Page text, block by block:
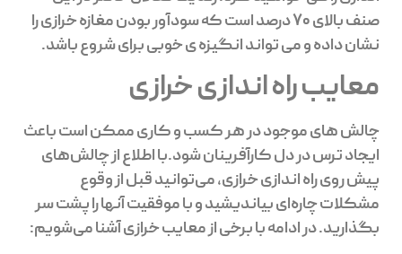
صنف بالای 70 درصد است که سودآور بودن مغازه خرازی را
نشان داده و می تواند انگیزه ی خوبی برای شروع باشد.
معایب راه اندازی خرازی
چالش های موجود در هر کسب و کاری ممکن است باعث
ایجاد ترس در دل کارآفرینان شود.با اطلاع از چالش‌های
پیش روی راه اندازی خرازی، می‌توانید قبل از وقوع
مشکلات چاره‌ای بیاندیشید و با موفقیت آنها را پشت سر
بگذارید. در ادامه با برخی از معایب خرازی آشنا می‌شویم: